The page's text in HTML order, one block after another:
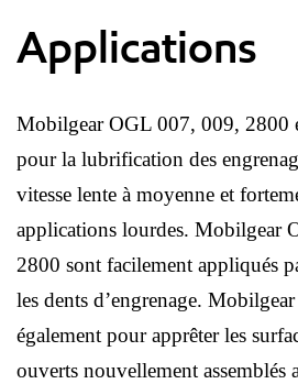
Applications
Mobilgear OGL 007, 009, 2800
pour la lubrification des
vitesse lente à moyenne et
applications lourdes. Mobilgear
2800 sont facilement appliqués
les dents d’engrenage.
également pour apprêter les
ouverts nouvellement